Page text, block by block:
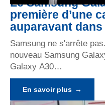
première d’une
auparavant dans
Samsung ne s'arrête
nouveau Samsung
Galaxy A30…
En savoir plus